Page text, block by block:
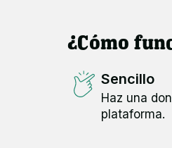
¿Cómo
Sencillo
Haz una
plataforma.